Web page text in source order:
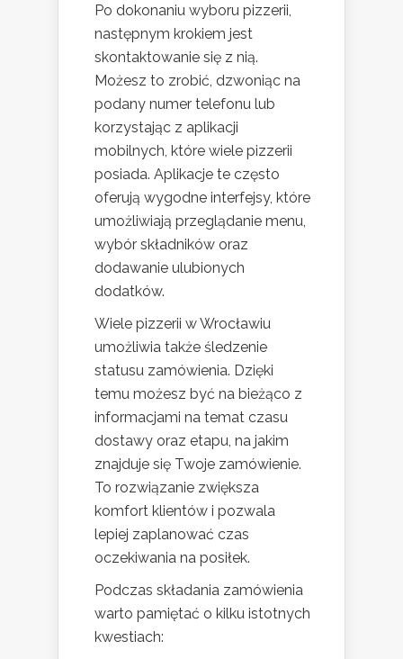
Po dokonaniu wyboru pizzerii,
następnym krokiem jest
skontaktowanie się z nią.
Możesz to zrobić, dzwoniąc na
podany numer telefonu lub
korzystając z aplikacji
mobilnych, które wiele pizzerii
posiada. Aplikacje te często
oferują wygodne interfejsy, które
umożliwiają przeglądanie menu,
wybór składników oraz
dodawanie ulubionych
dodatków.
Wiele pizzerii w Wrocławiu
umożliwia także śledzenie
statusu zamówienia. Dzięki
temu możesz być na bieżąco z
informacjami na temat czasu
dostawy oraz etapu, na jakim
znajduje się Twoje zamówienie.
To rozwiązanie zwiększa
komfort klientów i pozwala
lepiej zaplanować czas
oczekiwania na posiłek.
Podczas składania zamówienia
warto pamiętać o kilku istotnych
kwestiach: